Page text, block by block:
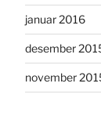
januar 2016
desember
november